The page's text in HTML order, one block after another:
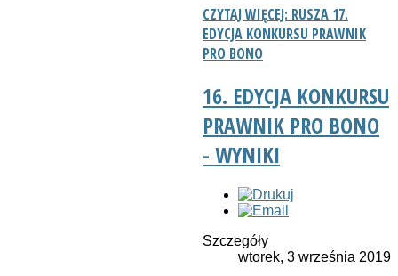
CZYTAJ WIĘCEJ: RUSZA 17.
EDYCJA KONKURSU PRAWNIK
PRO BONO
16. EDYCJA KONKURSU
PRAWNIK PRO BONO
- WYNIKI
Szczegóły
wtorek, 3 września 2019